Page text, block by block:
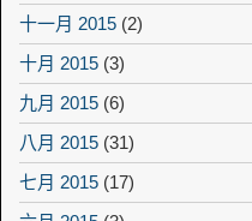
十一月 2015 (2)
十月 2015 (3)
九月 2015 (6)
八月 2015 (31)
七月 2015 (17)